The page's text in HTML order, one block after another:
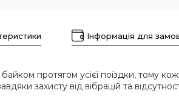
Інформація для
байком протягом усієї поїздки, тому
захисту від вібрацій та